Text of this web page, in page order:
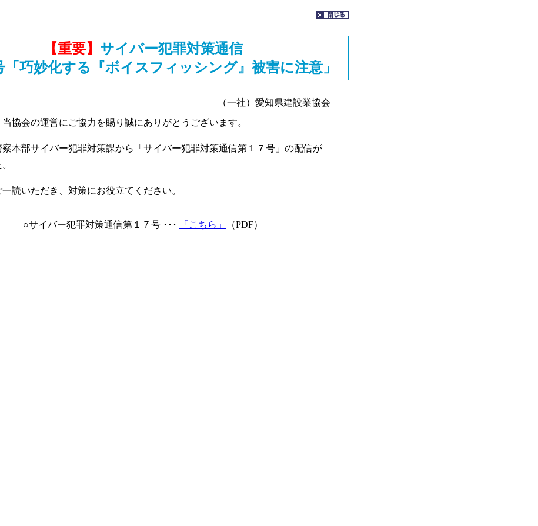
【重要】 サイバー犯罪対策通信
「巧妙化する『ボイスフィッシング』被害に注意」
（一社）愛知県建設業協会
協会の運営にご協力を賜り誠にありがとうございます。
本部サイバー犯罪対策課から「サイバー犯罪対策通信第１７号」の配信が
読いただき、対策にお役立てください。
○サイバー犯罪対策通信第１７号 ･･･ 「こちら」 （PDF）